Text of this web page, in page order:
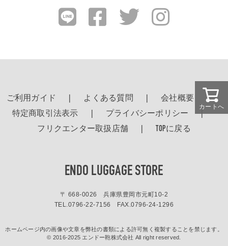
カートへ
ご利用ガイド よくある質問
会社概要
特定商取引法表示
プライバシーポリシー
フリクエンター取扱店舗
TOPに戻る
ENDO LUGGAGE STORE
〒 668-0026 兵庫県豊岡市元町10-2
TEL.0796-22-7156 FAX.0796-24-1296
ホームページ内の画像や文章を弊社の書類による許可無く複製することを禁じます。
© 2016-2025 エンドー鞄株式会社 All right reserved.